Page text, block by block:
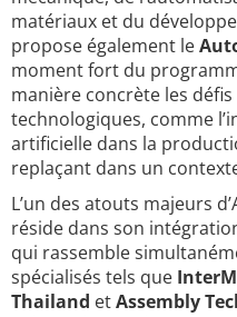
matériaux et du
propose également le
moment fort du
manière concrète les
technologiques, comme
artificielle dans la
replaçant dans un
L’un des atouts majeurs
réside dans son
qui rassemble
spécialisés tels que
Thailand etAssembly